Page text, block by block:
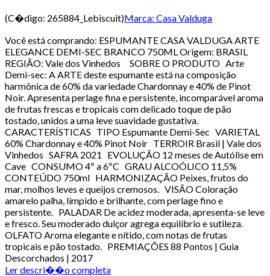
(C�digo: 265884_Lebiscuit)Marca: Casa Valduga
Você está comprando: ESPUMANTE CASA VALDUGA ARTE
ELEGANCE DEMI-SEC BRANCO 750ML Origem: BRASIL
REGIÃO: Vale dos Vinhedos SOBRE O PRODUTO Arte
Demi-sec: A ARTE deste espumante está na composição
harmônica de 60% da variedade Chardonnay e 40% de Pinot
Noir. Apresenta perlage fina e persistente, incomparável aroma
de frutas frescas e tropicais com delicado toque de pão
tostado, unidos a uma leve suavidade gustativa.
CARACTERÍSTICAS TIPO Espumante Demi-Sec VARIETAL
60% Chardonnay e 40% Pinot Noir TERROIR Brasil | Vale dos
Vinhedos SAFRA 2021 EVOLUÇÃO 12 meses de Autólise em
Cave CONSUMO 4º a 6ºC GRAU ALCOÓLICO 11,5%
CONTEÚDO 750ml HARMONIZAÇÃO Peixes, frutos do
mar, molhos leves e queijos cremosos. VISÃO Coloração
amarelo palha, límpido e brilhante, com perlage fino e
persistente. PALADAR De acidez moderada, apresenta-se leve
e fresco. Seu moderado dulçor agrega equilíbrio e sutileza.
OLFATO Aroma elegante e nítido, com notas de frutas
tropicais e pão tostado. PREMIAÇÕES 88 Pontos | Guia
Descorchados | 2017
Ler descri��o completa